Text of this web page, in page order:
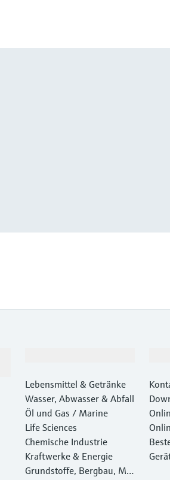
Lebensmittel & Getränke
Wasser, Abwasser & Abfall
Öl und Gas / Marine
Life Sciences
Chemische Industrie
Kraftwerke & Energie
Grundstoffe, Bergbau, Met